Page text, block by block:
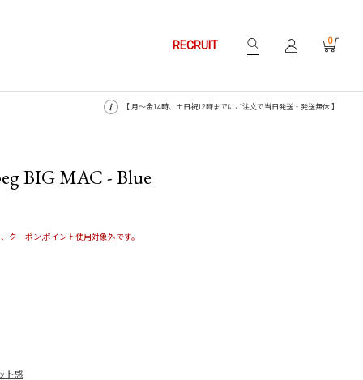
RECRUIT 0
【 月〜金14時、土日祝12時までにご注文で当日発送・発送無休 】
BIG MAC - Blue
クーポン,ポイント使用対象外です。
ト感